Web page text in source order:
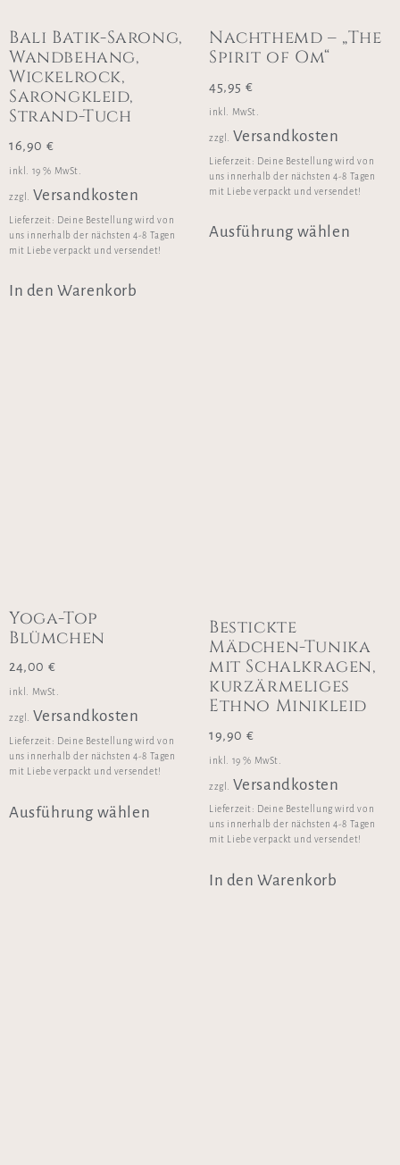
Bali Batik-Sarong,
Wandbehang,
Wickelrock,
Sarongkleid,
Strand-Tuch
16,90 €
inkl. 19 % MwSt.
zzgl. Versandkosten
Lieferzeit: Deine Bestellung wird von
uns innerhalb der nächsten 4-8 Tagen
mit Liebe verpackt und versendet!
In den Warenkorb
Nachthemd – „The
Spirit of Om“
45,95 €
inkl. MwSt.
zzgl. Versandkosten
Lieferzeit: Deine Bestellung wird von
uns innerhalb der nächsten 4-8 Tagen
mit Liebe verpackt und versendet!
Ausführung wählen
Yoga-Top
Blümchen
24,00 €
inkl. MwSt.
zzgl. Versandkosten
Lieferzeit: Deine Bestellung wird von
uns innerhalb der nächsten 4-8 Tagen
mit Liebe verpackt und versendet!
Ausführung wählen
Bestickte
Mädchen-Tunika
mit Schalkragen,
kurzärmeliges
Ethno Minikleid
19,90 €
inkl. 19 % MwSt.
zzgl. Versandkosten
Lieferzeit: Deine Bestellung wird von
uns innerhalb der nächsten 4-8 Tagen
mit Liebe verpackt und versendet!
In den Warenkorb